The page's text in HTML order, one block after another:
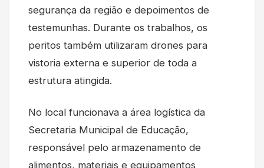
segurança da região e depoimentos de
testemunhas. Durante os trabalhos, os
peritos também utilizaram drones para
vistoria externa e superior de toda a
estrutura atingida.
No local funcionava a área logística da
Secretaria Municipal de Educação,
responsável pelo armazenamento de
alimentos, materiais e equipamentos